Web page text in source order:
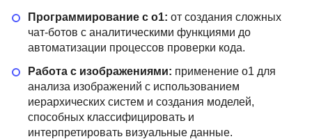
Программирование с o1: от создания сложных
чат-ботов с аналитическими функциями до
автоматизации процессов проверки кода.
Работа с изображениями: применение o1 для
анализа изображений с использованием
иерархических систем и создания моделей,
способных классифицировать и
интерпретировать визуальные данные.